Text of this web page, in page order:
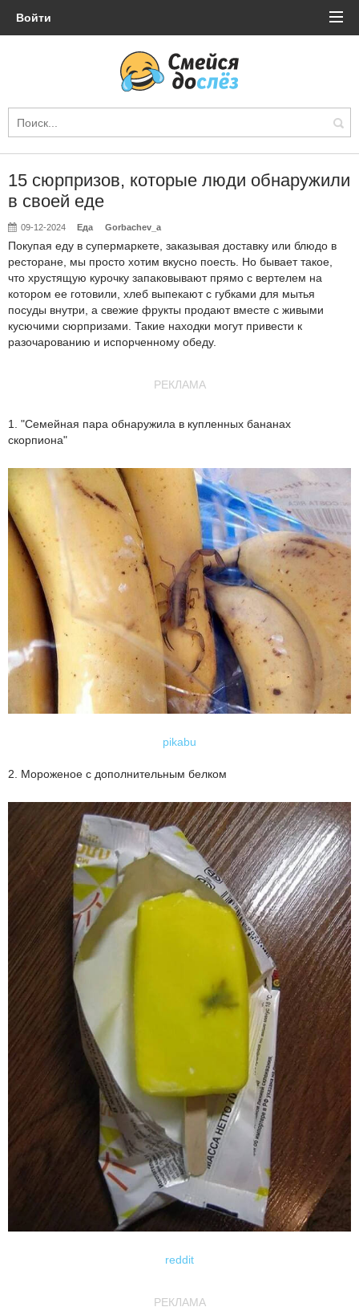
Войти
15 сюрпризов, которые люди обнаружили
в своей еде
09-12-2024 Еда Gorbachev_a
Покупая еду в супермаркете, заказывая доставку или блюдо в
ресторане, мы просто хотим вкусно поесть. Но бывает такое,
что хрустящую курочку запаковывают прямо с вертелем на
котором ее готовили, хлеб выпекают с губками для мытья
посуды внутри, а свежие фрукты продают вместе с живыми
кусючими сюрпризами. Такие находки могут привести к
разочарованию и испорченному обеду.
РЕКЛАМА
1. "Семейная пара обнаружила в купленных бананах
скорпиона"
pikabu
2. Мороженое с дополнительным белком
reddit
РЕКЛАМА